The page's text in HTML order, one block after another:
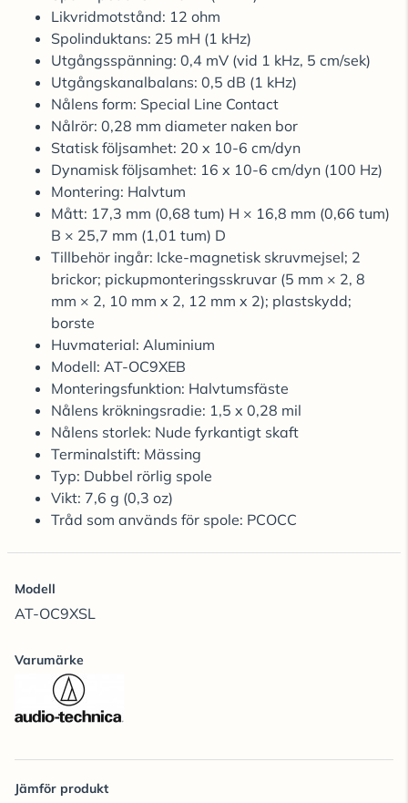
Likvridmotstånd: 12 ohm
Spolinduktans: 25 mH (1 kHz)
Utgångsspänning: 0,4 mV (vid 1 kHz, 5 cm/sek)
Utgångskanalbalans: 0,5 dB (1 kHz)
Nålens form: Special Line Contact
Nålrör: 0,28 mm diameter naken bor
Statisk följsamhet: 20 x 10-6 cm/dyn
Dynamisk följsamhet: 16 x 10-6 cm/dyn (100 Hz)
Montering: Halvtum
Mått: 17,3 mm (0,68 tum) H × 16,8 mm (0,66 tum)
B × 25,7 mm (1,01 tum) D
Tillbehör ingår: Icke-magnetisk skruvmejsel; 2
brickor; pickupmonteringsskruvar (5 mm × 2, 8
mm × 2, 10 mm x 2, 12 mm x 2); plastskydd;
borste
Huvmaterial: Aluminium
Modell: AT-OC9XEB
Monteringsfunktion: Halvtumsfäste
Nålens krökningsradie: 1,5 x 0,28 mil
Nålens storlek: Nude fyrkantigt skaft
Terminalstift: Mässing
Typ: Dubbel rörlig spole
Vikt: 7,6 g (0,3 oz)
Tråd som används för spole: PCOCC
Modell
AT-OC9XSL
Varumärke
Jämför produkt